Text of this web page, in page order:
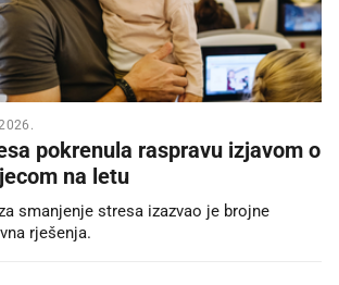
pokrenula raspravu izjavom o
na letu
smanjenje stresa izazvao je brojne
rješenja.